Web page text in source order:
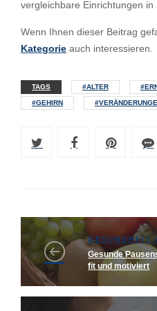
vergleichbare Einrichtungen in
Wenn Ihnen dieser Beitrag
Kategorie auch interessieren.
TAGS #ALTER
#GEHIRN
GESUNDHEIT
Gesunde
fit und motiviert